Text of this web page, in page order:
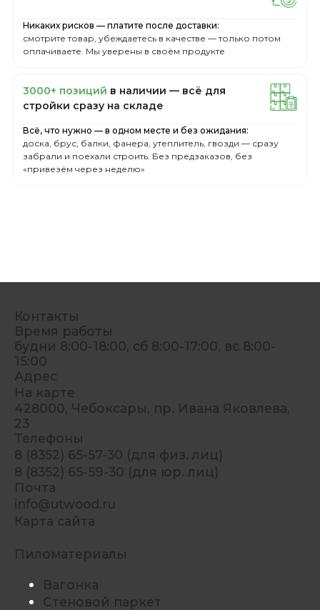
Никаких рисков — платите после доставки:
смотрите товар, убеждаетесь в качестве — только потом
оплачиваете. Мы уверены в своём продукте
3000+ пoзиций в нaличии — вcё для
cтpoйки cpaзу нa cклaдe
Всё, что нужно — в одном месте и без ожидания:
доска, брус, балки, фанера, утеплитель, гвозди — сразу
забрали и поехали строить. Без предзаказов, без
«привезём через неделю»
Контакты
Время работы
будни 8:00-18:00, сб 8:00-17:00, вс 8:00-
15:00
Адрес
На карте
428000, Чебоксары, пр. Ивана Яковлева,
23
Телефоны
8 (8352) 65-57-30 (для физ. лиц)
8 (8352) 65-59-30 (для юр. лиц)
Почта
info@utwood.ru
Карта сайта
Пиломатериалы
Вагонка
Стеновой паркет